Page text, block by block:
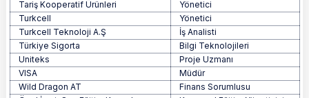
Tariş Kooperatif Ürünleri
Yönetici
Turkcell
Yönetici
Turkcell Teknoloji A.Ş
İş Analisti
Türkiye Sigorta
Bilgi Teknolojileri
Uniteks
Proje Uzmanı
VISA
Müdür
Wild Dragon AT
Finans Sorumlusu